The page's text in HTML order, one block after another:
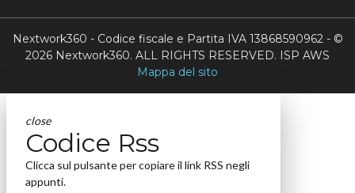
Nextwork360 - Codice fiscale e Partita IVA 13868590962 - ©
2026 Nextwork360. ALL RIGHTS RESERVED. ISP AWS
Mappa del sito
close
Codice Rss
Clicca sul pulsante per copiare il link RSS negli
appunti.